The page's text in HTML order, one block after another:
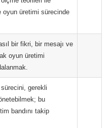
oyun üretimi sürecinde
bir fikri, bir mesajı ve
oyun üretimi
gerekli
bu
bandını takip